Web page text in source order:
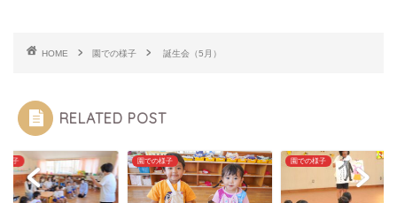
HOME 園での様子 誕生会（5月）
RELATED POST
様子 園での様子 園での様子